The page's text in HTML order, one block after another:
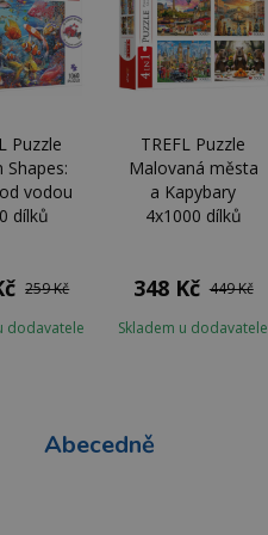
Puzzle
Shapes:
vodou
dílků
259 Kč
dodavatele
TREFL Puzzle
Malovaná města
a Kapybary
4x1000 dílků
348 Kč 449 Kč
Skladem u dodavatele
Abecedně